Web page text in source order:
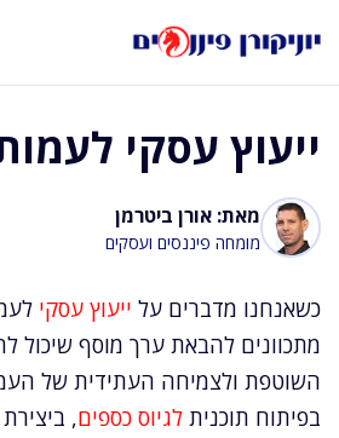
לתוכן
ייעוץ עסקי
מאת: אורן ביטרמן
מומחה פיננסים ועסקים
כשאנחנו מדברים על ייעוץ עסקי
מתכוונים להבאת ערך מוסף שיכול
השוטפת ולצמיחה העתידית של
בפיתוח תוכנית לגיוס כספים,